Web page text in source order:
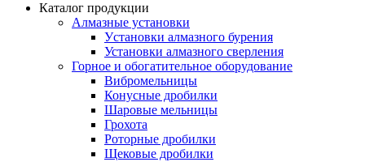
Каталог продукции
Алмазные установки
Уcтановки алмазного бурения
Установки алмазного сверления
Горное и обогатительное оборудование
Вибромельницы
Конусные дробилки
Шаровые мельницы
Грохота
Роторные дробилки
Щековые дробилки